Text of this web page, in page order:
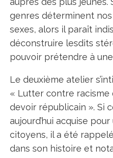
genres déterminent
sexes, alors il paraît
déconstruire lesdits
pouvoir prétendre à
Le deuxième atelier
« Lutter contre racisme
devoir républicain ». Si
aujourd’hui acquise
citoyens, il a été
dans son histoire et